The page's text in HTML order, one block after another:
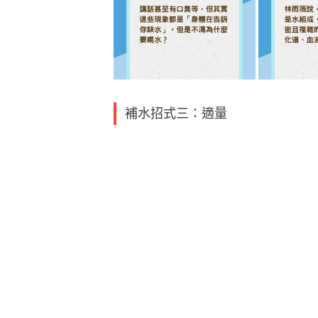
補水招式三：適量